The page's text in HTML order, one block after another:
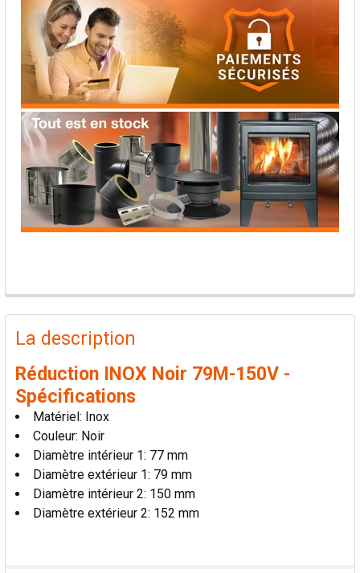
PRODUITS
FRÉQUEMMENT
ACHETÉS
TOUT
SÉLECTIONNER
AJOUTER
LA
SÉLECTION
AU PANIER
La description
Réduction INOX Noir 79M-150V -
Spécifications
Matériel: Inox
Couleur: Noir
Diamètre intérieur 1: 77 mm
Diamètre extérieur 1: 79 mm
Diamètre intérieur 2: 150 mm
Diamètre extérieur 2: 152 mm